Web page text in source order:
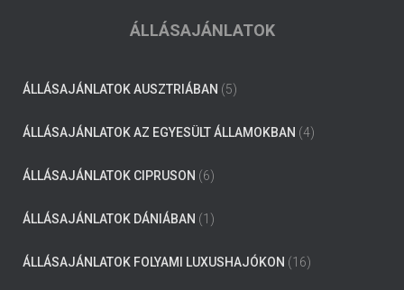
ÁLLÁSAJÁNLATOK
ÁLLÁSAJÁNLATOK AUSZTRIÁBAN (5)
ÁLLÁSAJÁNLATOK AZ EGYESÜLT ÁLLAMOKBAN (4)
ÁLLÁSAJÁNLATOK CIPRUSON (6)
ÁLLÁSAJÁNLATOK DÁNIÁBAN (1)
ÁLLÁSAJÁNLATOK FOLYAMI LUXUSHAJÓKON (16)